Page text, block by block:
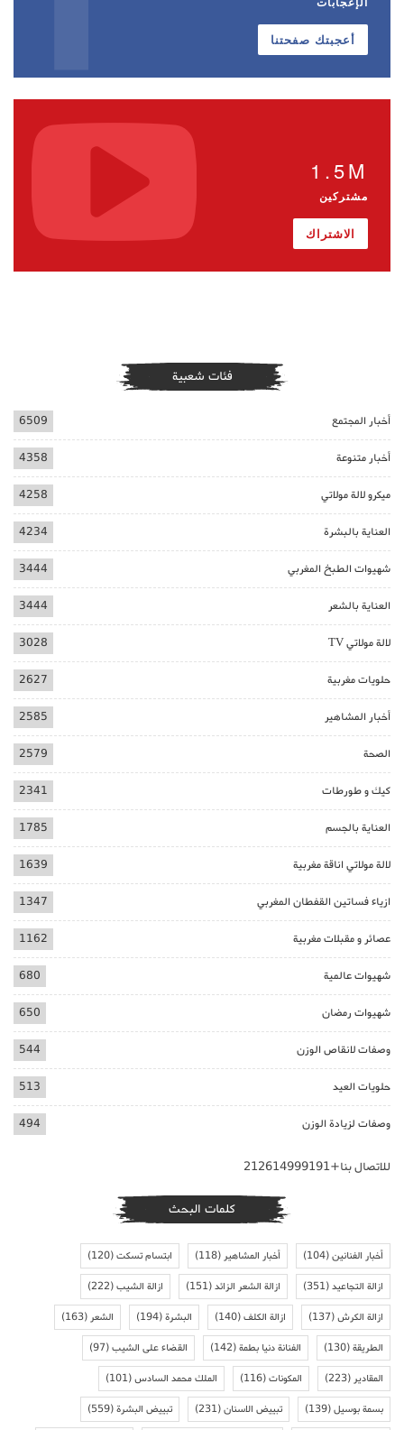
أعجبتك صفحتنا
1.5M
مشتركين
الاشتراك
فئات شعبية
أخبار المجتمع 6509
أخبار متنوعة 4358
ميكرو لالة مولاتي 4258
العناية بالبشرة 4234
شهيوات الطبخ المغربي 3444
العناية بالشعر 3444
لالة مولاتي TV 3028
حلويات مغربية 2627
أخبار المشاهير 2585
الصحة 2579
كيك و طورطات 2341
العناية بالجسم 1785
لالة مولاتي اناقة مغربية 1639
ازياء فساتين القفطان المغربي 1347
عصائر و مقبلات مغربية 1162
شهيوات عالمية 680
شهيوات رمضان 650
وصفات لانقاص الوزن 544
حلويات العيد 513
وصفات لزيادة الوزن 494
للاتصال بنا+212614999191
كلمات البحث
أخبار الفنانين(104) أخبار المشاهير(118) ابتسام تسكت(120)
ازالة التجاعيد(351) ازالة الشعر الزائد(151) ازالة الشيب(222)
ازالة الكرش(137) ازالة الكلف(140) البشرة(194) الشعر(163)
الطريقة(130) الفنانة دنيا بطمة(142) القضاء على الشيب(97)
المقادير(223) المكونات(116) الملك محمد السادس(101)
بسمة بوسيل(139) تبييض الاسنان(231) تبييض البشرة(559)